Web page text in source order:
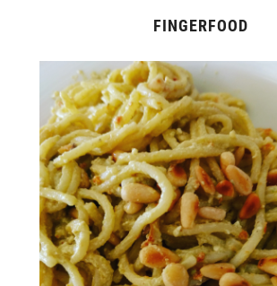
FINGERFOOD